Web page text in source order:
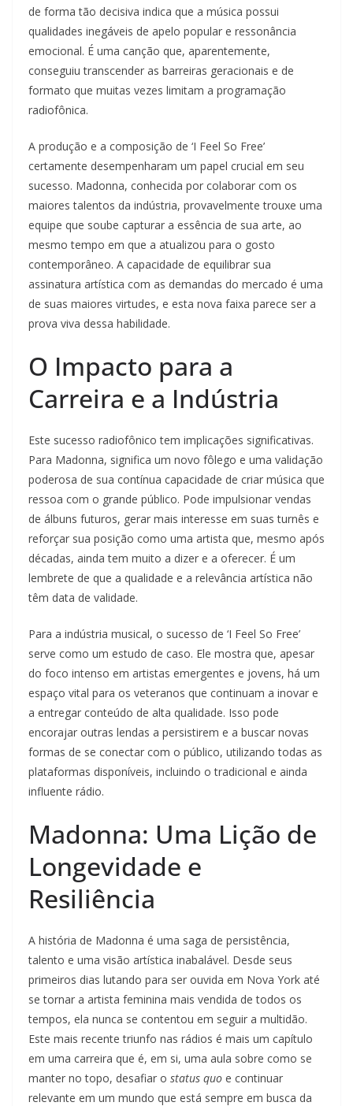
de forma tão decisiva indica que a música possui
qualidades inegáveis de apelo popular e ressonância
emocional. É uma canção que, aparentemente,
conseguiu transcender as barreiras geracionais e de
formato que muitas vezes limitam a programação
radiofônica.
A produção e a composição de ‘I Feel So Free’
certamente desempenharam um papel crucial em seu
sucesso. Madonna, conhecida por colaborar com os
maiores talentos da indústria, provavelmente trouxe uma
equipe que soube capturar a essência de sua arte, ao
mesmo tempo em que a atualizou para o gosto
contemporâneo. A capacidade de equilibrar sua
assinatura artística com as demandas do mercado é uma
de suas maiores virtudes, e esta nova faixa parece ser a
prova viva dessa habilidade.
O Impacto para a
Carreira e a Indústria
Este sucesso radiofônico tem implicações significativas.
Para Madonna, significa um novo fôlego e uma validação
poderosa de sua contínua capacidade de criar música que
ressoa com o grande público. Pode impulsionar vendas
de álbuns futuros, gerar mais interesse em suas turnês e
reforçar sua posição como uma artista que, mesmo após
décadas, ainda tem muito a dizer e a oferecer. É um
lembrete de que a qualidade e a relevância artística não
têm data de validade.
Para a indústria musical, o sucesso de ‘I Feel So Free’
serve como um estudo de caso. Ele mostra que, apesar
do foco intenso em artistas emergentes e jovens, há um
espaço vital para os veteranos que continuam a inovar e
a entregar conteúdo de alta qualidade. Isso pode
encorajar outras lendas a persistirem e a buscar novas
formas de se conectar com o público, utilizando todas as
plataformas disponíveis, incluindo o tradicional e ainda
influente rádio.
Madonna: Uma Lição de
Longevidade e
Resiliência
A história de Madonna é uma saga de persistência,
talento e uma visão artística inabalável. Desde seus
primeiros dias lutando para ser ouvida em Nova York até
se tornar a artista feminina mais vendida de todos os
tempos, ela nunca se contentou em seguir a multidão.
Este mais recente triunfo nas rádios é mais um capítulo
em uma carreira que é, em si, uma aula sobre como se
manter no topo, desafiar o status quo e continuar
relevante em um mundo que está sempre em busca da